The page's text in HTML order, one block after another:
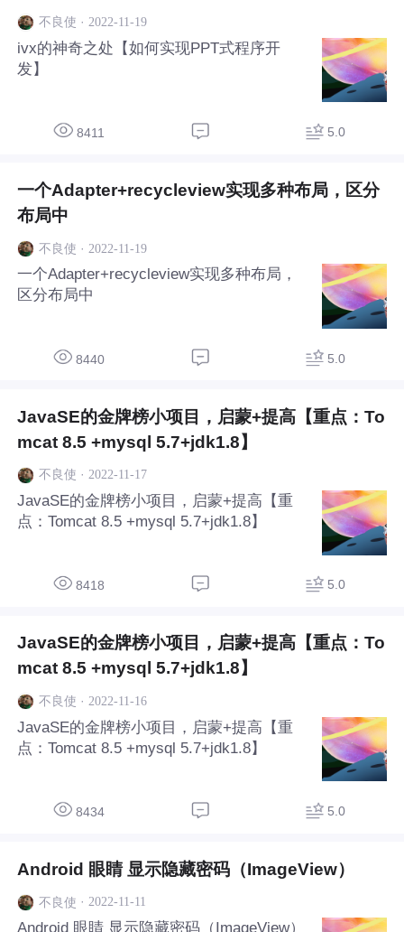
不良使 · 2022-11-19
ivx的神奇之处【如何实现PPT式程序开
发】
8411 5.0
一个Adapter+recycleview实现多种布局，区分
布局中
不良使 · 2022-11-19
一个Adapter+recycleview实现多种布局，
区分布局中
8440 5.0
JavaSE的金牌榜小项目，启蒙+提高【重点：To
mcat 8.5 +mysql 5.7+jdk1.8】
不良使 · 2022-11-17
JavaSE的金牌榜小项目，启蒙+提高【重
点：Tomcat 8.5 +mysql 5.7+jdk1.8】
8418 5.0
JavaSE的金牌榜小项目，启蒙+提高【重点：To
mcat 8.5 +mysql 5.7+jdk1.8】
不良使 · 2022-11-16
JavaSE的金牌榜小项目，启蒙+提高【重
点：Tomcat 8.5 +mysql 5.7+jdk1.8】
8434 5.0
Android 眼睛 显示隐藏密码（ImageView）
不良使 · 2022-11-11
Android 眼睛 显示隐藏密码（ImageView）